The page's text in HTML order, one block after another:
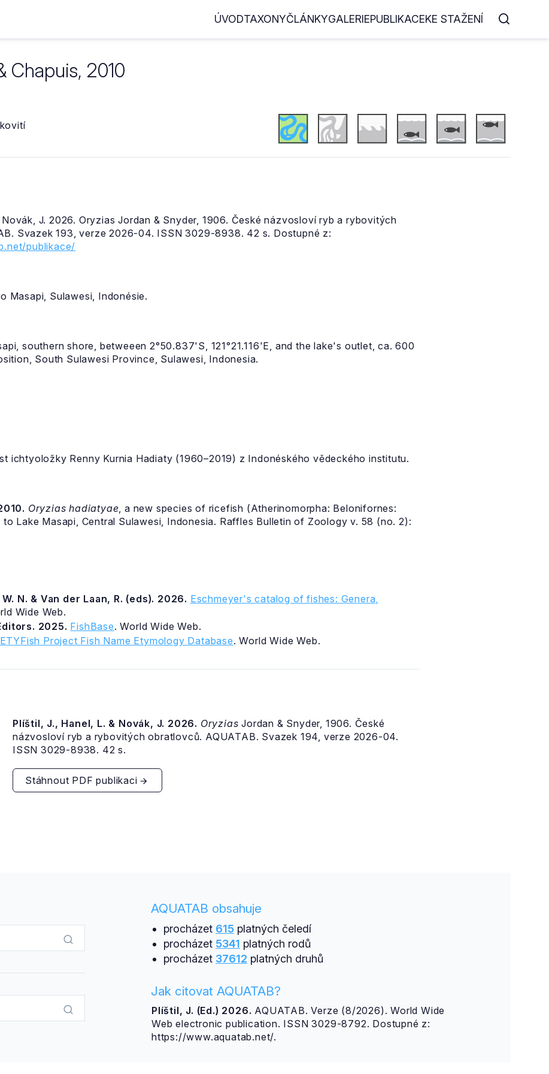
ÚVODTAXONYČLÁNKYGALERIEPUBLIKACEKE STAŽENÍ
Chapuis, 2010
Novák, J. 2026. Oryzias Jordan & Snyder, 1906. České názvosloví ryb a rybovitých
Svazek 193, verze 2026-04. ISSN 3029-8938. 42 s. Dostupné z:
publikace/
Masapi, Sulawesi, Indonésie.
southern shore, betweeen 2°50.837'S, 121°21.116'E, and the lake's outlet, ca. 600
South Sulawesi Province, Sulawesi, Indonesia.
ichtyoložky Renny Kurnia Hadiaty (1960–2019) z Indonéského vědeckého institutu.
Oryzias hadiatyae, a new species of ricefish (Atherinomorpha: Belonifornes:
Lake Masapi, Central Sulawesi, Indonesia. Raffles Bulletin of Zoology v. 58 (no. 2):
N. & Van der Laan, R. (eds). 2026. Eschmeyer's catalog of fishes: Genera,
Wide Web.
2025. FishBase. World Wide Web.
Project Fish Name Etymology Database. World Wide Web.
Plíštil, J., Hanel, L. & Novák, J. 2026. Oryzias Jordan & Snyder, 1906. České
názvosloví ryb a rybovitých obratlovců. AQUATAB. Svazek 194, verze 2026-04.
ISSN 3029-8938. 42 s.
Stáhnout PDF publikaci
AQUATAB obsahuje
procházet 615platných čeledí
procházet 5341 platných rodů
procházet 37612 platných druhů
Jak citovat AQUATAB?
Plíštil, J. (Ed.) 2026. AQUATAB. Verze (8/2026). World Wide
Web electronic publication. ISSN 3029-8792. Dostupné z:
https://www.aquatab.net/.